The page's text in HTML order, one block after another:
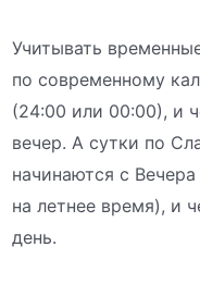
Учитывать
по современному
(24:00 или 00:00), и
вечер. A сутки по
начинаются с
на летнее время), и
день.